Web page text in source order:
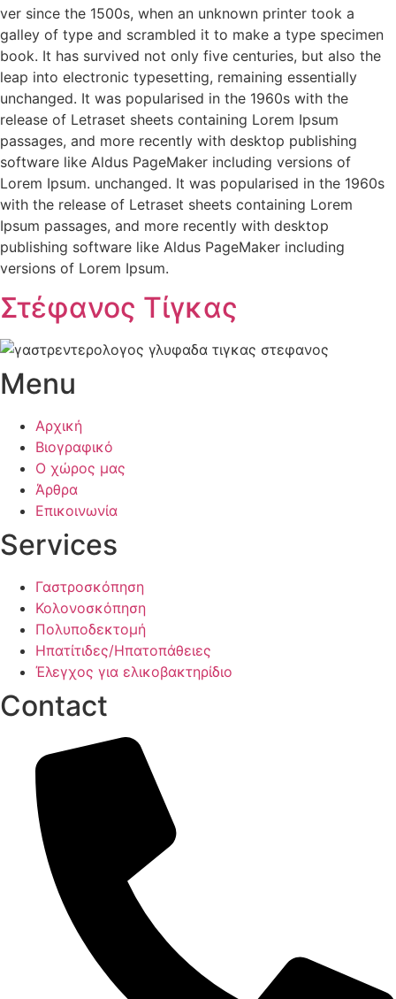
ver since the 1500s, when an unknown printer took a
galley of type and scrambled it to make a type specimen
book. It has survived not only five centuries, but also the
leap into electronic typesetting, remaining essentially
unchanged. It was popularised in the 1960s with the
release of Letraset sheets containing Lorem Ipsum
passages, and more recently with desktop publishing
software like Aldus PageMaker including versions of
Lorem Ipsum. unchanged. It was popularised in the 1960s
with the release of Letraset sheets containing Lorem
Ipsum passages, and more recently with desktop
publishing software like Aldus PageMaker including
versions of Lorem Ipsum.
Στέφανος Τίγκας
Menu
Αρχική
Βιογραφικό
Ο χώρος μας
Άρθρα
Επικοινωνία
Services
Γαστροσκόπηση
Κολονοσκόπηση
Πολυποδεκτομή
Ηπατίτιδες/Ηπατοπάθειες
Έλεγχος για ελικοβακτηρίδιο
Contact